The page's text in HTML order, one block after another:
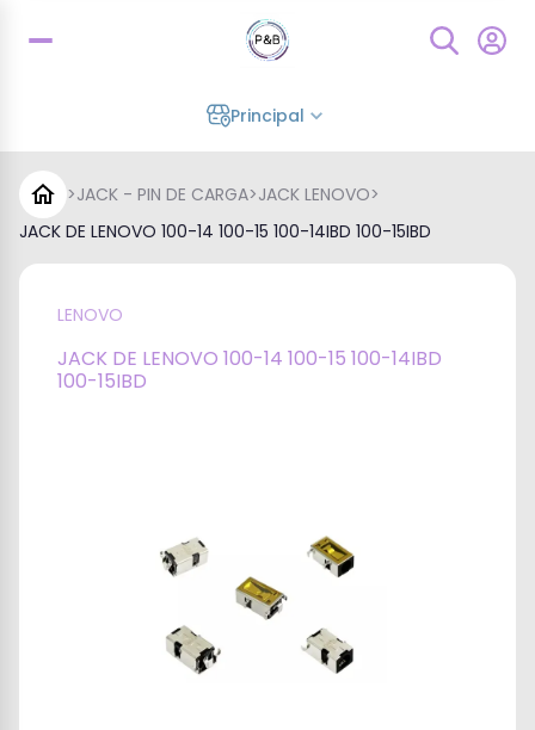
Principal
>JACK - PIN DE CARGA>JACK LENOVO>
JACK DE LENOVO 100-14 100-15 100-14IBD 100-15IBD
LENOVO
JACK DE LENOVO 100-14 100-15 100-14IBD
100-15IBD